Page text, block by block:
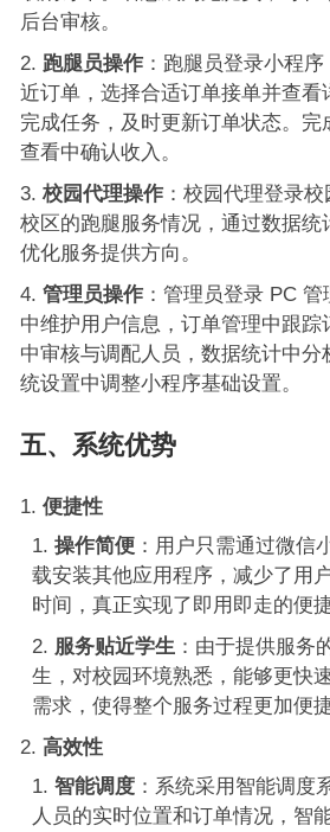
后台审核。
跑腿员操作：跑腿员登录小程
近订单，选择合适订单接单并查看
完成任务，及时更新订单状态。完
查看中确认收入。
校园代理操作：校园代理登录
校区的跑腿服务情况，通过数据统
优化服务提供方向。
管理员操作：管理员登录 PC 管
中维护用户信息，订单管理中跟踪
中审核与调配人员，数据统计中分
统设置中调整小程序基础设置。
五、系统优势
便捷性
操作简便：用户只需通过微信
载安装其他应用程序，减少了用
时间，真正实现了即用即走的便捷
服务贴近学生 ：由于提供服务
生，对校园环境熟悉，能够更快
需求，使得整个服务过程更加便捷
高效性
智能调度：系统采用智能调度
人员的实时位置和订单情况，智